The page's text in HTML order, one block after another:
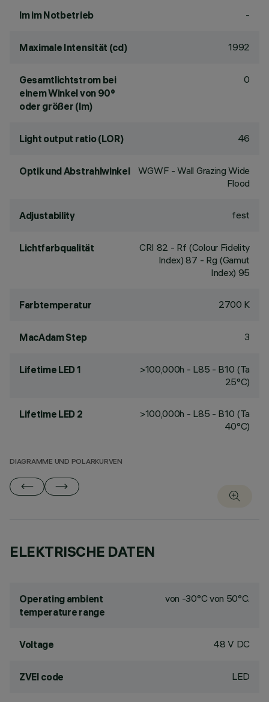
lm im Notbetrieb -
Maximale Intensität (cd) 1992
Gesamtlichtstrom bei
einem Winkel von 90°
oder größer (lm)
0
Light output ratio (LOR) 46
Optik und Abstrahlwinkel
WGWF - Wall Grazing Wide
Flood
Adjustability fest
Lichtfarbqualität CRI 82 - Rf (Colour Fidelity
Index) 87 - Rg (Gamut
Index) 95
Farbtemperatur 2700 K
MacAdam Step 3
Lifetime LED 1
>100,000h - L85 - B10 (Ta
25°C)
Lifetime LED 2
>100,000h - L85 - B10 (Ta
40°C)
DIAGRAMME UND POLARKURVEN
ELEKTRISCHE DATEN
Operating ambient
temperature range
von -30°C von 50°C.
Voltage 48 V DC
ZVEI code LED